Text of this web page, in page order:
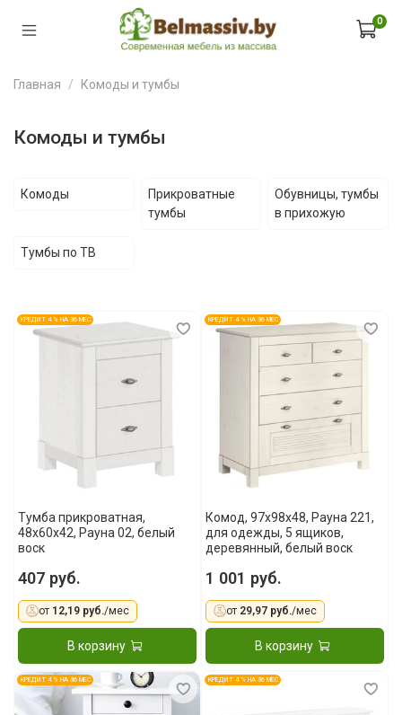
0
Главная Комоды и тумбы
Комоды и тумбы
Комоды
Прикроватные
тумбы
Обувницы, тумбы
в прихожую
Тумбы по ТВ
КРЕДИТ 4 % НА 36 МЕС
Тумба прикроватная,
48x60x42, Рауна 02, белый
воск
407 руб.
от 12,19 руб./мес
В корзину
КРЕДИТ 4 % НА 36 МЕС
Комод, 97x98x48, Рауна 221,
для одежды, 5 ящиков,
деревянный, белый воск
1 001 руб.
от 29,97 руб./мес
В корзину
КРЕДИТ 4 % НА 36 МЕС КРЕДИТ 4 % НА 36 МЕС